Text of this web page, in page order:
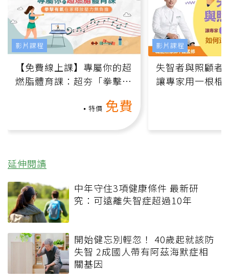
【免費線上課】專屬你的超
燃脂體育課：超夯「拳擊有
特價 免費
影片課程
失智者與照顧者
讓專家用一根棍
影片課程
延伸閱讀
中年守住3項健康條件 最新研
究：可遠離失智症超過10年
開始健忘別輕忽！ 40歲起就該防
失智 2成國人帶有阿茲海默症相
關基因